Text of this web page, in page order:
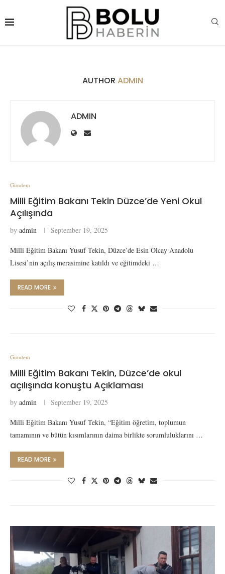
AUTHOR ADMIN
ADMIN
Gündem
Milli Eğitim Bakanı Tekin Düzce’de Yeni Okul
Açılışında
by admin September 19, 2025
Milli Eğitim Bakanı Yusuf Tekin, Düzce’de Esin Olcay Anadolu
Lisesi’nin açılış merasimine katıldı ve eğitimdeki …
READ MORE
Gündem
Milli Eğitim Bakanı Tekin, Düzce’de okul
açılışında konuştu Açıklaması
by admin September 19, 2025
Milli Eğitim Bakanı Yusuf Tekin, “Eğitim öğretim, toplumun
tamamının ve bütün kısımlarının daima birlikte sorumluluklarını …
READ MORE